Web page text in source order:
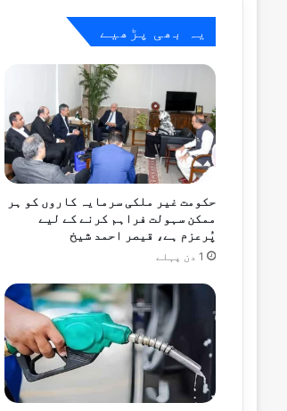
15 ممالک کے سفارتی وفد کا نیشنل ایمرجنسی آپریشنز سینٹر کا دورہ
9 گھنٹے پہلے
وزیراعلیٰ پنجاب کی تمام
9 گھنٹے پہلے
پاکستان اور صومالیہ
آباد
پہنچیہ بھی پڑھیے
حکومت غیر ملکی سرمایہ کاروں کو ہر
ممکن سہولت فراہم کرنے کے لیے
پُرعزم ہے، قیصر احمد شیخ
1 دن پہلے